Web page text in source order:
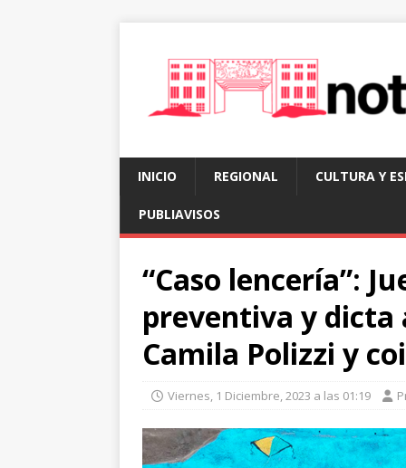
INICIO REGIONAL CULTURA Y
PUBLIAVISOS
“Caso lencería”:
preventiva y
Camila Polizzi y
Viernes, 1 Diciembre, 2023 a las 01:19